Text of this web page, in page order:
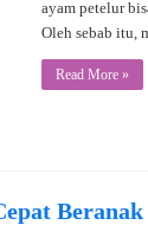
ayam petelur
Oleh sebab itu,
Read More »